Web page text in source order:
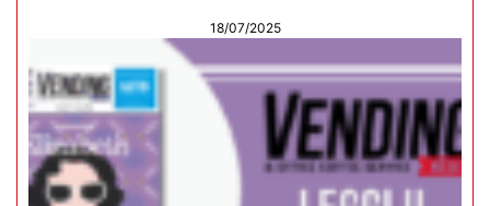
18/07/2025